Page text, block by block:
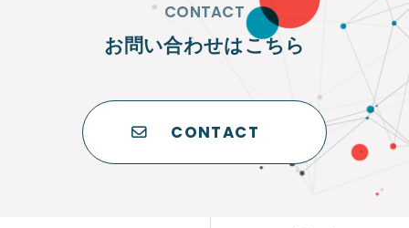
CONTACT
お問い合わせはこちら
CONTACT